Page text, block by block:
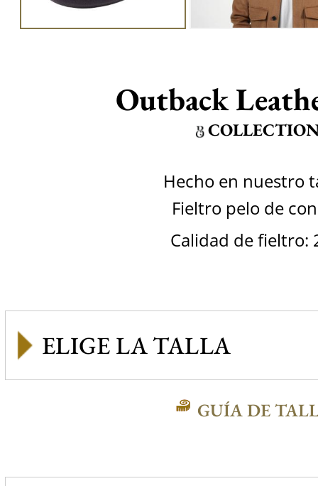
Outback
Hecho en nuestro
Fieltro pelo de
Calidad de fieltro:
GUÍA DE